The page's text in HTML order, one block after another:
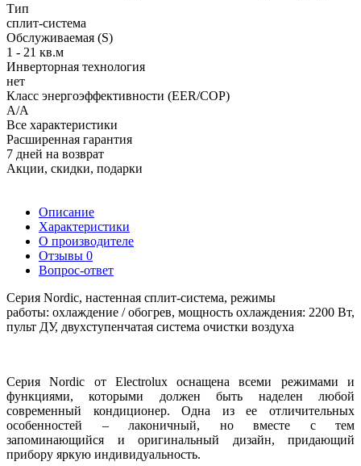
Тип
сплит-система
Обслуживаемая (S)
1 - 21 кв.м
Инверторная технология
нет
Класс энергоэффективности (EER/COP)
A/A
Все характеристики
Расширенная гарантия
7 дней на возврат
Акции, скидки, подарки
Описание
Характеристики
О производителе
Отзывы 0
Вопрос-ответ
Серия Nordic, настенная сплит-система, режимы
работы: охлаждение / обогрев, мощность охлаждения: 2200 Вт,
пульт ДУ, двухступенчатая система очистки воздуха
Серия Nordic от Electrolux оснащена всеми режимами и
функциями, которыми должен быть наделен любой
современный кондиционер. Одна из ее отличительных
особенностей – лаконичный, но вместе с тем
запоминающийся и оригинальный дизайн, придающий
прибору яркую индивидуальность.